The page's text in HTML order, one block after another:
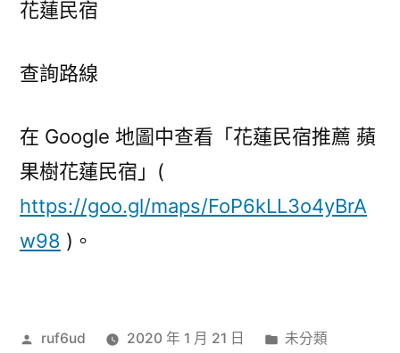
花蓮民宿
查詢路線
在 Google 地圖中查看「花蓮民宿推薦 蘋
果樹花蓮民宿」(
https://goo.gl/maps/FoP6kLL3o4yBrA
w98 )。
作
ruf6ud 2020 年 1 月 21 日
分
未分類